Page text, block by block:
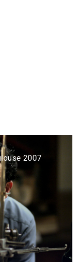
2007